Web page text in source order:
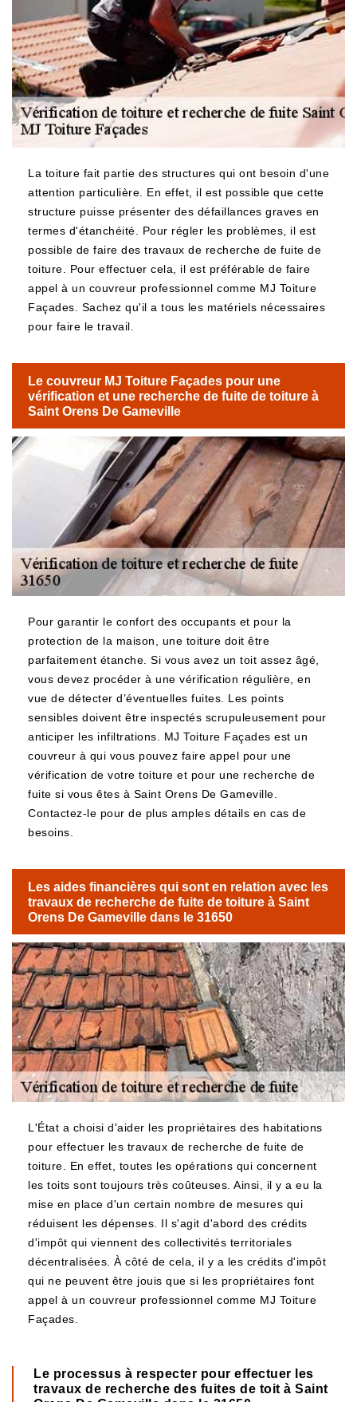
La toiture fait partie des structures qui ont besoin d'une
attention particulière. En effet, il est possible que cette
structure puisse présenter des défaillances graves en
termes d'étanchéité. Pour régler les problèmes, il est
possible de faire des travaux de recherche de fuite de
toiture. Pour effectuer cela, il est préférable de faire
appel à un couvreur professionnel comme MJ Toiture
Façades. Sachez qu'il a tous les matériels nécessaires
pour faire le travail.
Le couvreur MJ Toiture Façades pour une
vérification et une recherche de fuite de toiture à
Saint Orens De Gameville
Pour garantir le confort des occupants et pour la
protection de la maison, une toiture doit être
parfaitement étanche. Si vous avez un toit assez âgé,
vous devez procéder à une vérification régulière, en
vue de détecter d’éventuelles fuites. Les points
sensibles doivent être inspectés scrupuleusement pour
anticiper les infiltrations. MJ Toiture Façades est un
couvreur à qui vous pouvez faire appel pour une
vérification de votre toiture et pour une recherche de
fuite si vous êtes à Saint Orens De Gameville.
Contactez-le pour de plus amples détails en cas de
besoins.
Les aides financières qui sont en relation avec les
travaux de recherche de fuite de toiture à Saint
Orens De Gameville dans le 31650
L'État a choisi d'aider les propriétaires des habitations
pour effectuer les travaux de recherche de fuite de
toiture. En effet, toutes les opérations qui concernent
les toits sont toujours très coûteuses. Ainsi, il y a eu la
mise en place d'un certain nombre de mesures qui
réduisent les dépenses. Il s'agit d'abord des crédits
d'impôt qui viennent des collectivités territoriales
décentralisées. À côté de cela, il y a les crédits d'impôt
qui ne peuvent être jouis que si les propriétaires font
appel à un couvreur professionnel comme MJ Toiture
Façades.
Le processus à respecter pour effectuer les
travaux de recherche des fuites de toit à Saint